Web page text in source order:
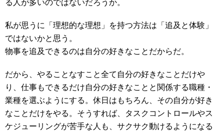
る人が多いのではないだろうか。
私が思うに「理想的な理想」を持つ方法は「追及と体験」
ではないかと思う。
物事を追及できるのは自分の好きなことだからだ。
だから、やることなすこと全て自分の好きなことだけや
り、仕事もできるだけ自分の好きなことと関係する職種・
業種を選ぶようにする。休日はもちろん、その自分が好き
なことだけをやる。そうすれば、タスクコントロールやス
ケジューリングが苦手な人も、サクサク動けるようになる